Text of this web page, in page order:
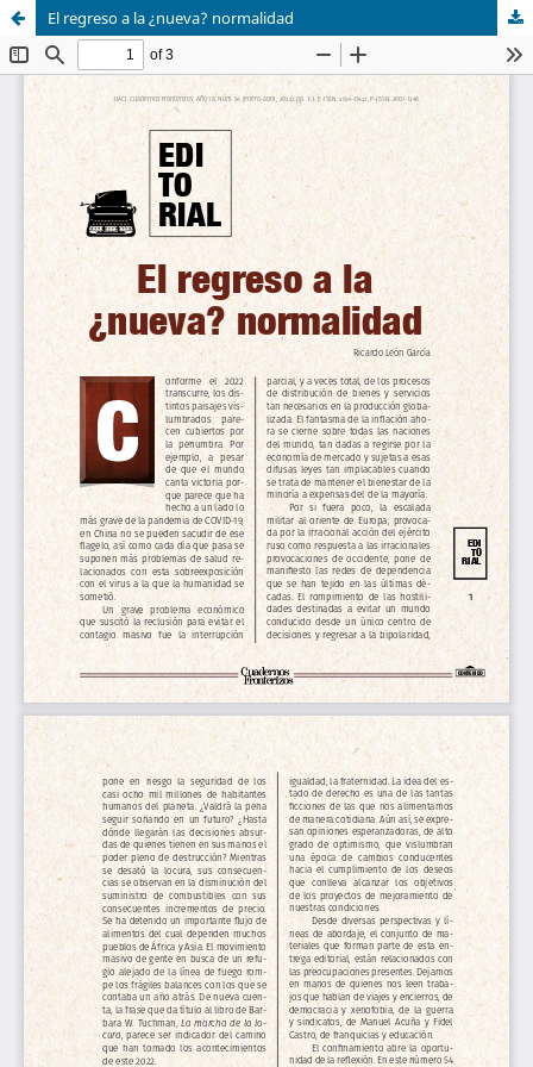
El regreso a la ¿nueva? normalidad